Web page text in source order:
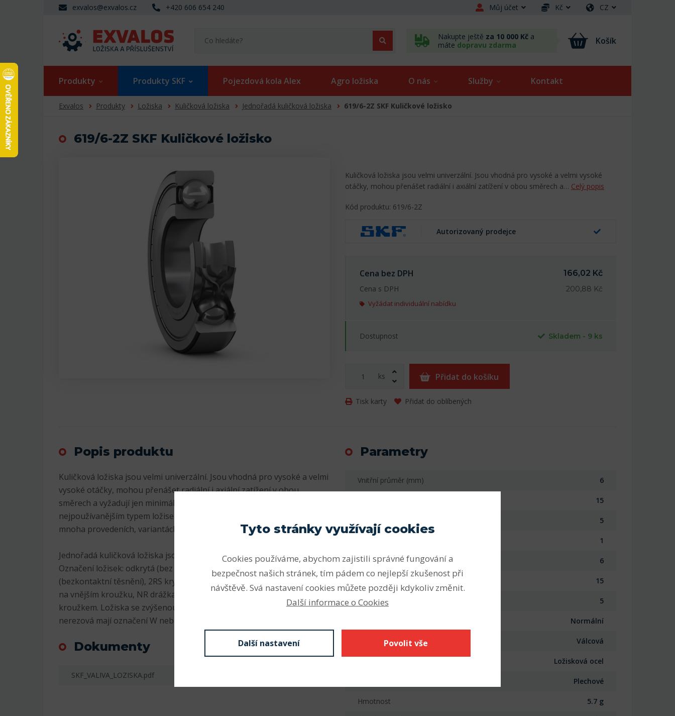
exvalos@exvalos.cz +420 606 654 240 Můj účet Kč CZ
Nakupte ještě za 10 000 Kč a
máte dopravu zdarma Košík
Produkty Produkty SKF Pojezdová kola Alex Agro ložiska O nás Služby Kontakt
Exvalos Produkty Ložiska Kuličková ložiska Jednořadá kuličková ložiska 619/6-2Z SKF Kuličkové ložisko
619/6-2Z SKF Kuličkové ložisko
Kuličková ložiska jsou velmi univerzální. Jsou vhodná pro vysoké a velmi vysoké
otáčky, mohou přenášet radiální i axiální zatížení v obou směrech a… Celý popis
Kód produktu: 619/6-2Z
Autorizovaný prodejce
Cena bez DPH
166,02 Kč
Cena s DPH
200,88 Kč
Vyžádat individuální nabídku
Dostupnost Skladem - 9 ks
ks Přidat do košíku
Tisk karty Přidat do oblíbených
Popis produktu
Kuličková ložiska jsou velmi univerzální. Jsou vhodná pro vysoké a velmi
vysoké otáčky, mohou přenášet radiální i axiální zatížení v obou
směrech a vyžadují jen minimální údržbu. Protože jsou kuličková ložiska
nejpoužívanějším typem ložisek, jsou v sortimentu SKF k dispozici v
mnoha provedeních, variantách a velikostech.
Jednořadá kuličková ložiska jsou nejrozšířenějším druhem ložisek.
Označení ložisek: odkrytá (bez označení), 2Z krytá plechem
(bezkontaktní těsnění), 2RS krytá plastem (kontaktní těsnění), N drážka
na vnějším kroužku, NR drážka na vnějším kroužku s pojistným
kroužkem. Ložiska se zvýšenou radiální vůlí se značí C3 nebo C4,
nerezová mají označení W nebo S, K kuželová díra vnitřního kroužku.
Dokumenty
SKF_VALIVA_LOZISKA.pdf
Parametry
Vnitřní průměr (mm) 6
15
5
1
Vnitřní průměr (mm) 6
Vnější průměr (mm) 15
Šířka - B (mm) F 5
Normální
Provedení díry Válcová
Ložisková ocel
Plechové
Hmotnost 5.7 g
Tyto stránky využívají cookies
Cookies používáme, abychom zajistili správné fungování a
bezpečnost našich stránek, tím pádem co nejlepší zkušenost při
návštěvě. Svá nastavení cookies můžete později kdykoliv změnit.
Další informace o Cookies
Další nastavení Povolit vše